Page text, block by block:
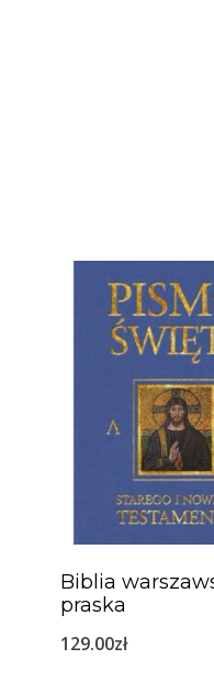
Biblia
praska
129.00zł